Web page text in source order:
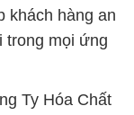
khách hàng an
trong mọi ứng
Ty Hóa Chất